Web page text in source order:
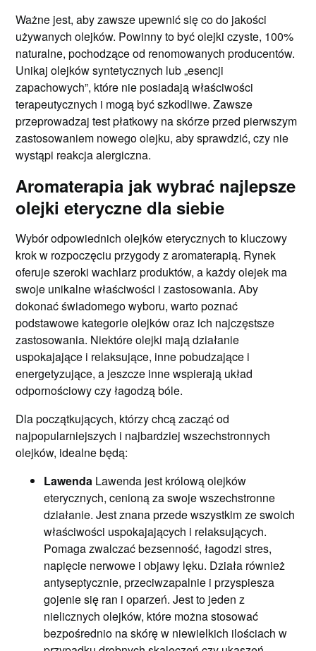
Ważne jest, aby zawsze upewnić się co do jakości
używanych olejków. Powinny to być olejki czyste, 100%
naturalne, pochodzące od renomowanych producentów.
Unikaj olejków syntetycznych lub „esencji
zapachowych”, które nie posiadają właściwości
terapeutycznych i mogą być szkodliwe. Zawsze
przeprowadzaj test płatkowy na skórze przed pierwszym
zastosowaniem nowego olejku, aby sprawdzić, czy nie
wystąpi reakcja alergiczna.
Aromaterapia jak wybrać najlepsze
olejki eteryczne dla siebie
Wybór odpowiednich olejków eterycznych to kluczowy
krok w rozpoczęciu przygody z aromaterapią. Rynek
oferuje szeroki wachlarz produktów, a każdy olejek ma
swoje unikalne właściwości i zastosowania. Aby
dokonać świadomego wyboru, warto poznać
podstawowe kategorie olejków oraz ich najczęstsze
zastosowania. Niektóre olejki mają działanie
uspokajające i relaksujące, inne pobudzające i
energetyzujące, a jeszcze inne wspierają układ
odpornościowy czy łagodzą bóle.
Dla początkujących, którzy chcą zacząć od
najpopularniejszych i najbardziej wszechstronnych
olejków, idealne będą:
Lawenda Lawenda jest królową olejków
eterycznych, cenioną za swoje wszechstronne
działanie. Jest znana przede wszystkim ze swoich
właściwości uspokajających i relaksujących.
Pomaga zwalczać bezsenność, łagodzi stres,
napięcie nerwowe i objawy lęku. Działa również
antyseptycznie, przeciwzapalnie i przyspiesza
gojenie się ran i oparzeń. Jest to jeden z
nielicznych olejków, które można stosować
bezpośrednio na skórę w niewielkich ilościach w